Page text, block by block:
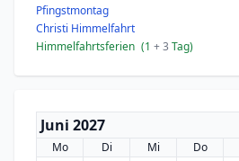
Pfingstmontag
Christi Himmelfahrt
Himmelfahrtsferien (1 + 3 Tag)
Juni 2027
Mo Di Mi Do